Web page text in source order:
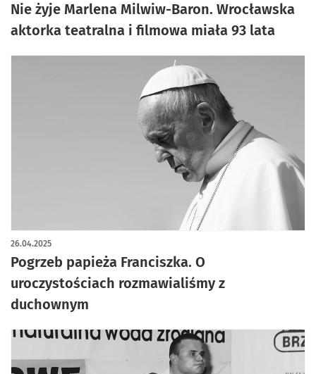
Nie żyje Marlena Milwiw-Baron. Wrocławska
aktorka teatralna i filmowa miała 93 lata
Pogrzeb papieża Franciszka. O
uroczystościach rozmawialiśmy z
duchownym
26.04.2025